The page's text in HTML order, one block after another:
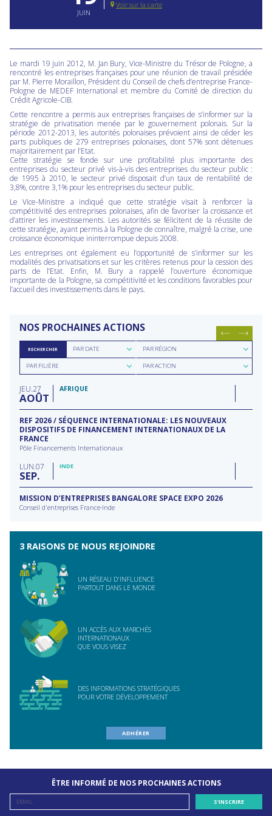
JUIN
Voir sur la carte
Le mardi 19 juin 2012, M. Jan Bury, Vice-Ministre du Trésor de Pologne, a
rencontré les entreprises françaises pour une réunion de travail présidée
par M. Pierre Moraillon, Président du Conseil de chefs d’entreprise France-
Pologne de MEDEF International et membre du Comité de direction du
Crédit Agricole-CIB.
Cette rencontre a permis aux entreprises françaises de s’informer sur la
stratégie de privatisation menée par le gouvernement polonais. Sur la
période 2012-2013, les autorités polonaises prévoient ainsi de céder les
parts publiques de 279 entreprises polonaises, dont 57% sont détenues
majoritairement par l’Etat.
Cette stratégie se fonde sur une profitabilité plus importante des
entreprises du secteur privé vis-à-vis des entreprises du secteur public :
de 1995 à 2010, le secteur privé disposait d’un taux de rentabilité de
3,8%, contre 3,1% pour les entreprises du secteur public.
Le Vice-Ministre a indiqué que cette stratégie visait à renforcer la
compétitivité des entreprises polonaises, afin de favoriser la croissance et
d’attirer les investissements. Les autorités se félicitent de la réussite de
cette stratégie, ayant permis à la Pologne de connaître, malgré la crise, une
croissance économique ininterrompue depuis 2008.
Les entreprises ont également eu l’opportunité de s’informer sur les
modalités des privatisations et sur les critères retenus pour la cession des
parts de l’Etat. Enfin, M. Bury a rappelé l’ouverture économique
importante de la Pologne, sa compétitivité et les conditions favorables pour
l’accueil des investissements dans le pays.
NOS PROCHAINES ACTIONS
RECHERCHER
Rechercher
parPAR DATE
Rechercher
par
région
PAR RÉGION
Rechercher
parPAR FILIÈRE
Rechercher
parPAR ACTION
JEU 27
AOÛT
AFRIQUE
REF 2026 / SÉQUENCE INTERNATIONALE: LES NOUVEAUX
DISPOSITIFS DE FINANCEMENT INTERNATIONAUX DE LA
FRANCE
Pôle Financements Internationaux
LUN 07
SEP
INDE
MISSION D’ENTREPRISES BANGALORE SPACE EXPO 2026
Conseil d'entreprises France-Inde
3 RAISONS DE NOUS REJOINDRE
UN RÉSEAU D'INFLUENCE
PARTOUT DANS LE MONDE
UN ACCÈS AUX MARCHÉS
INTERNATIONAUX
QUE VOUS VISEZ
DES INFORMATIONS STRATÉGIQUES
POUR VOTRE DÉVELOPPEMENT
ADHÉRER
ÊTRE INFORMÉ DE NOS PROCHAINES ACTIONS